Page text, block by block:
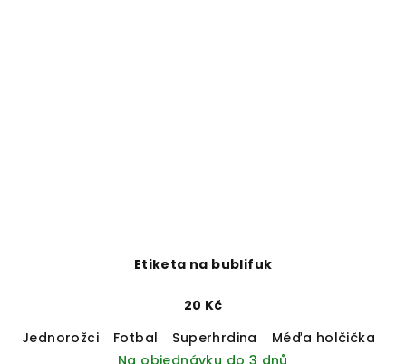
Etiketa na bublifuk
20 Kč
Jednorožci
Fotbal Superhrdina Méďa holčička
Na objednávku do 3 dnů